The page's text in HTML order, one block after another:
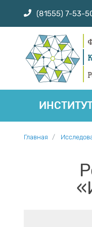
(81555) 7-53-
Главная